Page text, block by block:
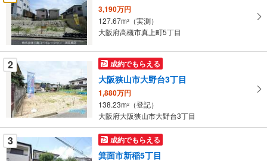
け
取
る
・
条
件
を
マ
イ
ペ
ー
ジ
3,190万円
127.67m2
（実測）
大阪府高槻市真上町5丁目
2 成約でもらえる
大阪狭山市大野台3丁目
1,880万円
138.23m2
（登記）
大阪府大阪狭山市大野台3丁目
3 成約でもらえる
箕面市新稲5丁目